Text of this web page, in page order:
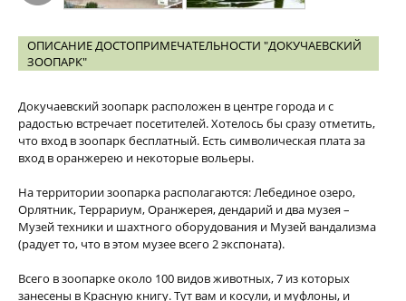
ОПИСАНИЕ ДОСТОПРИМЕЧАТЕЛЬНОСТИ "ДОКУЧАЕВСКИЙ
ЗООПАРК"
Докучаевский зоопарк расположен в центре города и с
радостью встречает посетителей. Хотелось бы сразу отметить,
что вход в зоопарк бесплатный. Есть символическая плата за
вход в оранжерею и некоторые вольеры.
На территории зоопарка располагаются: Лебединое озеро,
Орлятник, Террариум, Оранжерея, дендарий и два музея –
Музей техники и шахтного оборудования и Музей вандализма
(радует то, что в этом музее всего 2 экспоната).
Всего в зоопарке около 100 видов животных, 7 из которых
занесены в Красную книгу. Тут вам и косули, и муфлоны, и